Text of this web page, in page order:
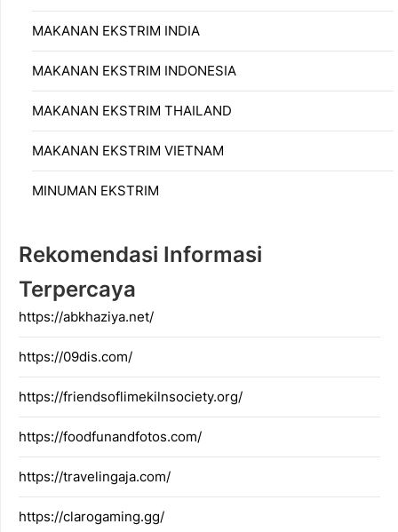
MAKANAN EKSTRIM INDIA
MAKANAN EKSTRIM INDONESIA
MAKANAN EKSTRIM THAILAND
MAKANAN EKSTRIM VIETNAM
MINUMAN EKSTRIM
Rekomendasi Informasi
Terpercaya
https://abkhaziya.net/
https://09dis.com/
https://friendsoflimekilnsociety.org/
https://foodfunandfotos.com/
https://travelingaja.com/
https://clarogaming.gg/